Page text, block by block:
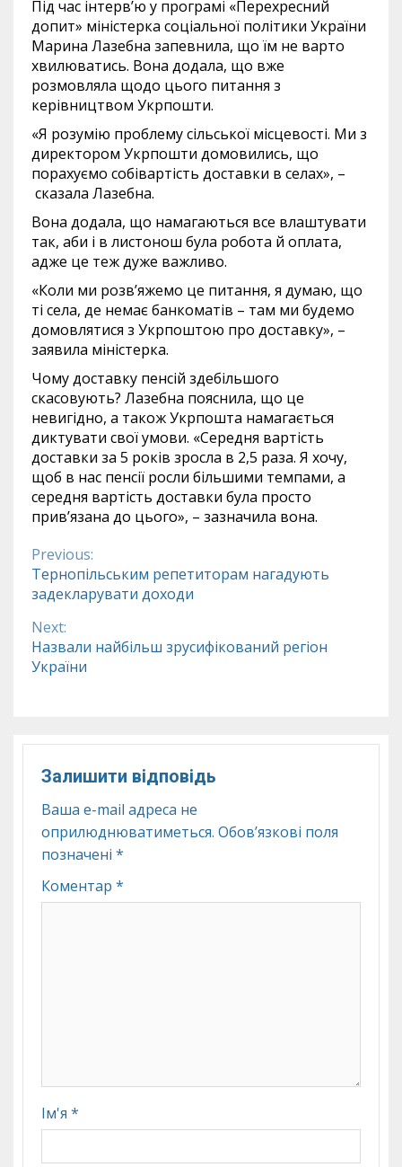
Під час інтерв’ю у програмі «Перехресний
допит» міністерка соціальної політики України
Марина Лазебна запевнила, що їм не варто
хвилюватись. Вона додала, що вже
розмовляла щодо цього питання з
керівництвом Укрпошти.
«Я розумію проблему сільської місцевості. Ми з
директором Укрпошти домовились, що
порахуємо собівартість доставки в селах», –
сказала Лазебна.
Вона додала, що намагаються все влаштувати
так, аби і в листонош була робота й оплата,
адже це теж дуже важливо.
«Коли ми розв’яжемо це питання, я думаю, що
ті села, де немає банкоматів – там ми будемо
домовлятися з Укрпоштою про доставку», –
заявила міністерка.
Чому доставку пенсій здебільшого
скасовують? Лазебна пояснила, що це
невигідно, а також Укрпошта намагається
диктувати свої умови. «Середня вартість
доставки за 5 років зросла в 2,5 раза. Я хочу,
щоб в нас пенсії росли більшими темпами, а
середня вартість доставки була просто
прив’язана до цього», – зазначила вона.
Continue
Reading
Previous:
Тернопільським репетиторам нагадують
задекларувати доходи
Next:
Назвали найбільш зрусифікований регіон
України
Залишити відповідь
Ваша e-mail адреса не
оприлюднюватиметься. Обов’язкові поля
позначені *
Коментар *
Ім'я *